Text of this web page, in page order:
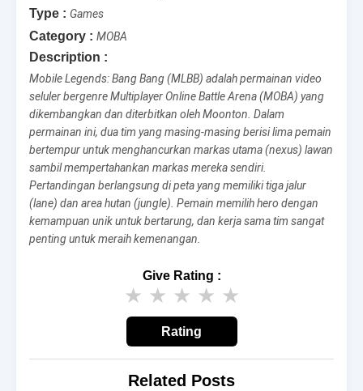
Type : Games
Category : MOBA
Description :
Mobile Legends: Bang Bang (MLBB) adalah permainan video
seluler bergenre Multiplayer Online Battle Arena (MOBA) yang
dikembangkan dan diterbitkan oleh Moonton. Dalam
permainan ini, dua tim yang masing-masing berisi lima pemain
bertempur untuk menghancurkan markas utama (nexus) lawan
sambil mempertahankan markas mereka sendiri.
Pertandingan berlangsung di peta yang memiliki tiga jalur
(lane) dan area hutan (jungle). Pemain memilih hero dengan
kemampuan unik untuk bertarung, dan kerja sama tim sangat
penting untuk meraih kemenangan.
Give Rating :
★ ★ ★ ★ ★
Rating
Related Posts